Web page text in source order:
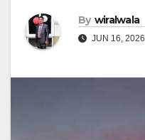
By wiralwala
JUN 16, 2026